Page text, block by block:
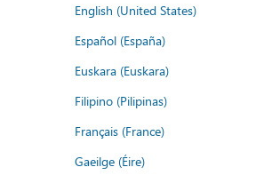
English (United States)
Español (España)
Euskara (Euskara)
Filipino (Pilipinas)
Français (France)
Gaeilge (Éire)